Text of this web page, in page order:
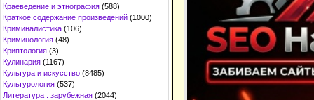
Краеведение и этнография (588)
Краткое содержание произведений (1000)
Криминалистика (106)
Криминология (48)
Криптология (3)
Кулинария (1167)
Культура и искусство (8485)
Культурология (537)
Литература : зарубежная (2044)